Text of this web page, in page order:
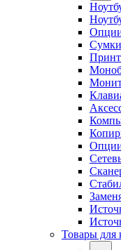
Опции
Товары для